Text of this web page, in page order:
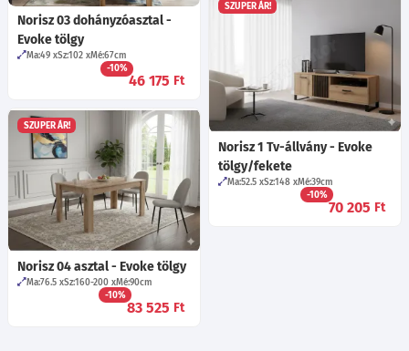
Norisz 03 dohányzóasztal -
Evoke tölgy
Ma:49 Sz:102 Mé:67cm
-10%
46 175 Ft
SZUPER ÁR!
Norisz 1 Tv-állvány - Evoke
tölgy/fekete
Ma:52.5 Sz:148 Mé:39cm
-10%
70 205 Ft
SZUPER ÁR!
Norisz 04 asztal - Evoke tölgy
Ma:76.5 Sz:160-200 Mé:90cm
-10%
83 525 Ft